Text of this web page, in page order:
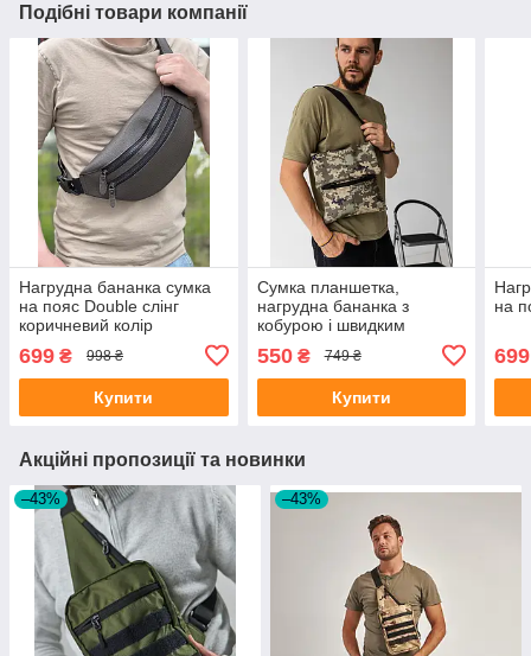
Подібні товари компанії
Нагрудна бананка сумка
на пояс Double слінг
коричневий колір
699 ₴ 998 ₴
Купити
Сумка планшетка,
нагрудна бананка з
кобурою і швидким
піксель колір
550₴ 749 ₴
Купити
на
699
Акційні пропозиції та новинки
–43% –43%